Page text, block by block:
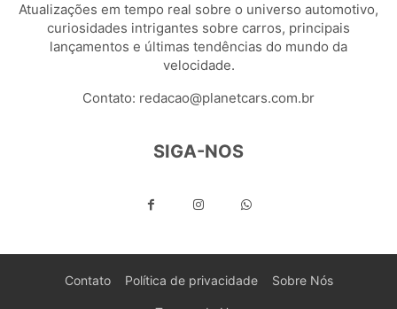
Atualizações em tempo real sobre o universo automotivo,
curiosidades intrigantes sobre carros, principais
lançamentos e últimas tendências do mundo da
velocidade.
Contato: redacao@planetcars.com.br
SIGA-NOS
Contato Política de privacidade Sobre Nós